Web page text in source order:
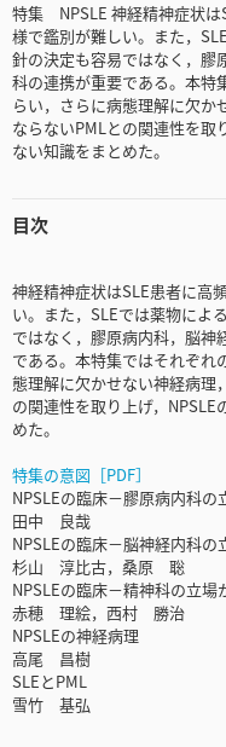
特集 NPSLE 神経精神症状は
様で鑑別が難しい。また，
針の決定も容易ではなく，膠
科の連携が重要である。本特
らい，さらに病態理解に欠
ならないPMLとの関連性を取
ない知識をまとめた。
目次
神経精神症状はSLE患者に高
い。また，SLEでは薬物によ
ではなく，膠原病内科，脳神
である。本特集ではそれぞれ
態理解に欠かせない神経病理
の関連性を取り上げ，
めた。
特集の意図［PDF］
NPSLEの臨床－膠原病内科の
田中 良哉
NPSLEの臨床－脳神経内科の
杉山 淳比古，桑原 聡
NPSLEの臨床－精神科の立場
赤穂 理絵，西村 勝治
NPSLEの神経病理
高尾 昌樹
SLEとPML
雪竹 基弘